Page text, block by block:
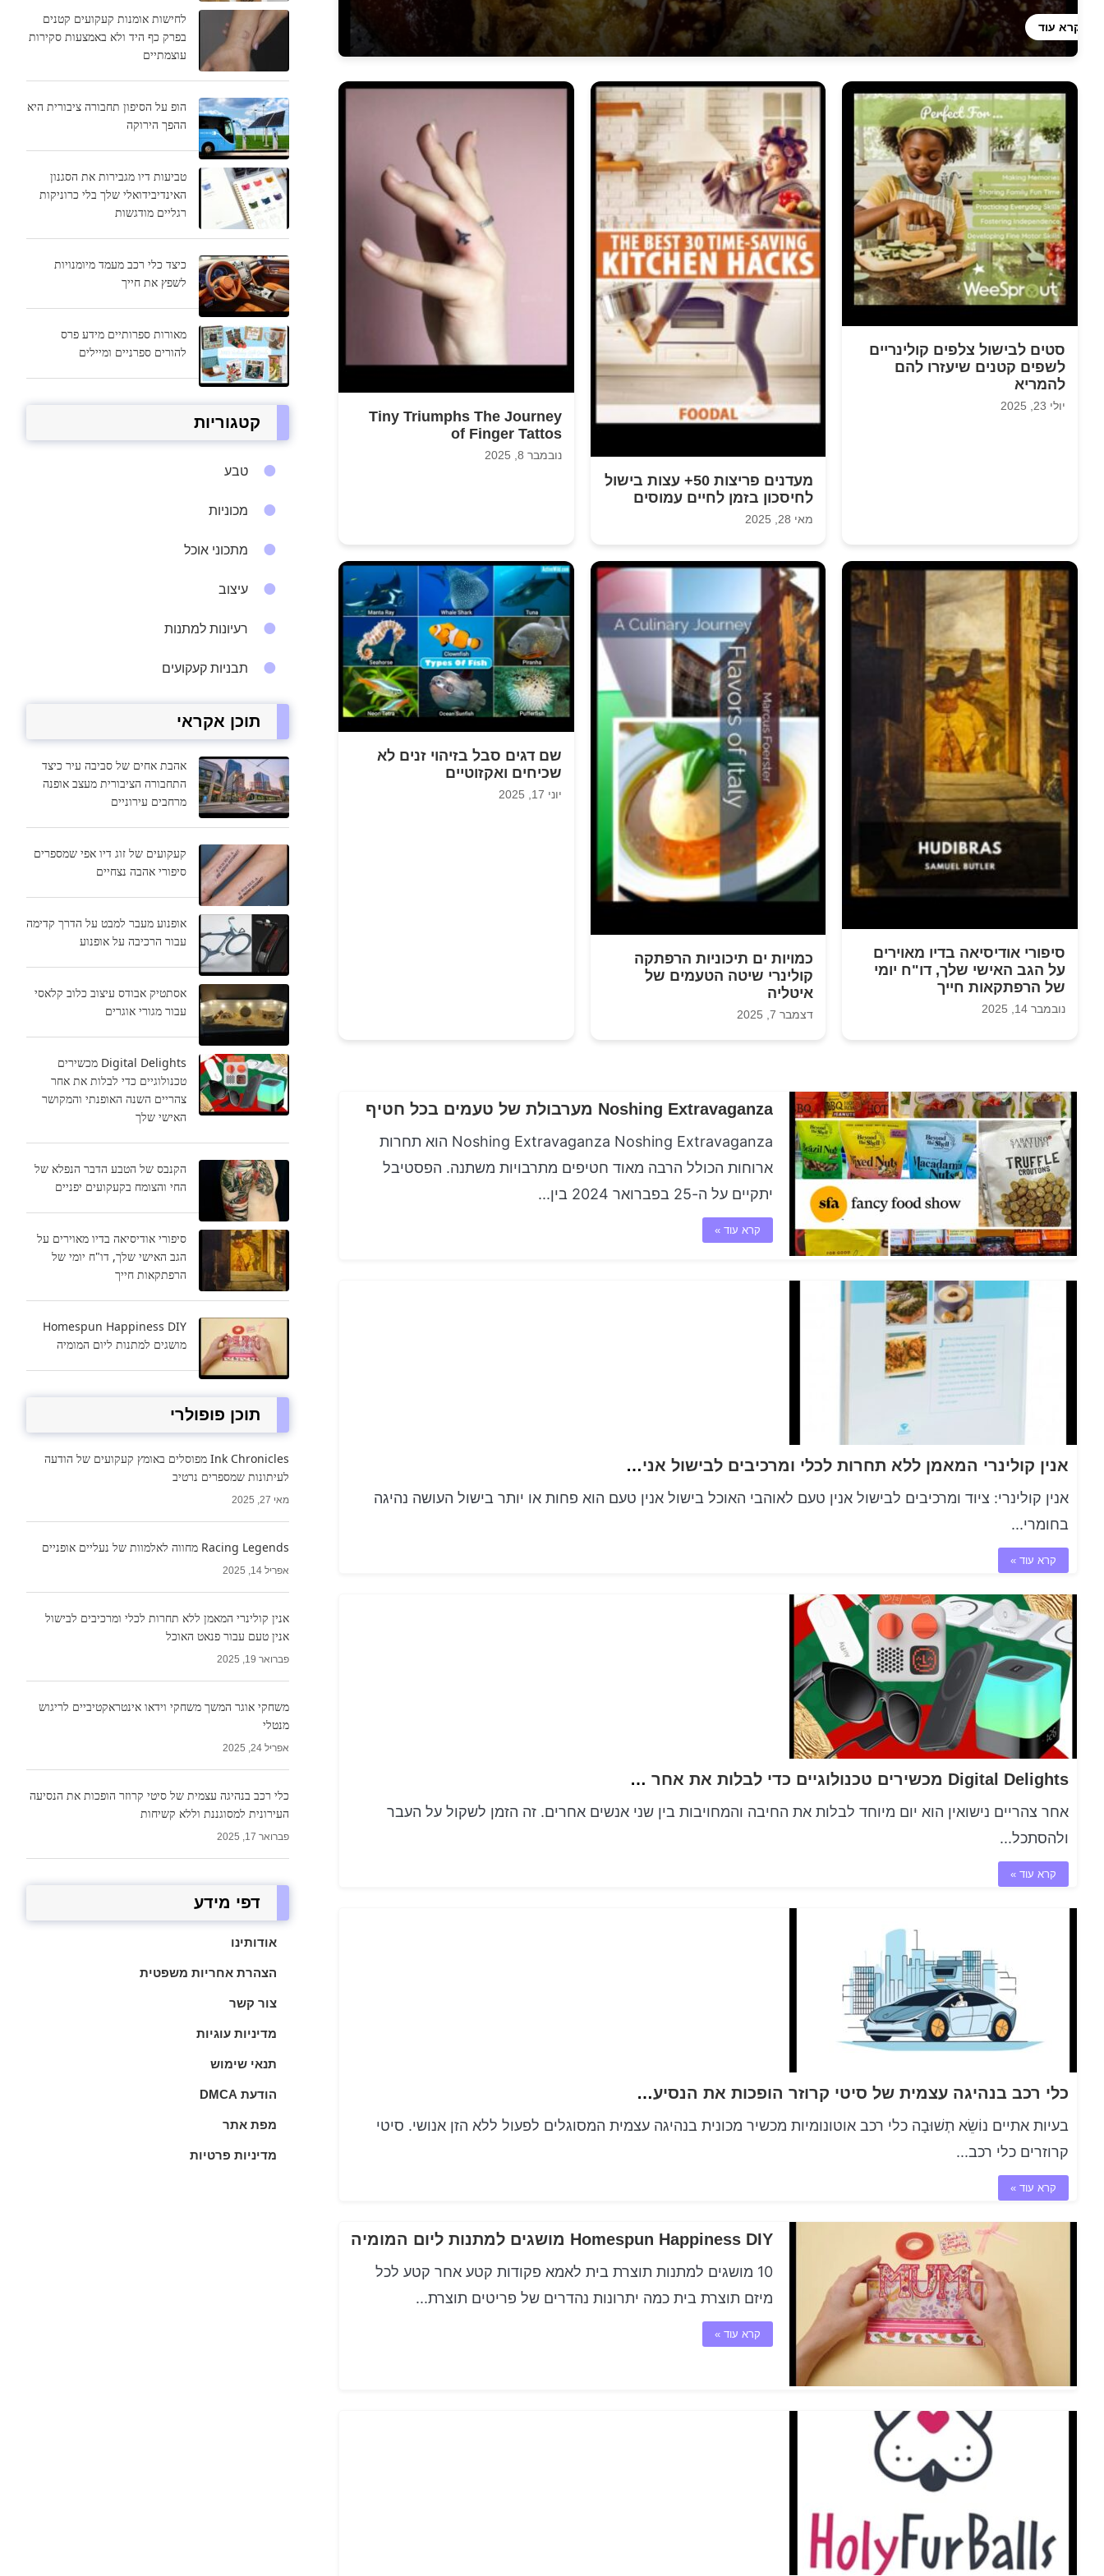
קרא עוד
סטים לבישול צלפים קולינריים
לשפים קטנים שיעזרו להם
להמריא
יולי 23, 2025
מעדנים פריצות 50+ עצות בישול
לחיסכון בזמן לחיים עמוסים
מאי 28, 2025
Tiny Triumphs The Journey
of Finger Tattos
נובמבר 8, 2025
סיפורי אודיסיאה בדיו מאוירים
על הגב האישי שלך, דו"ח יומי
של הרפתקאות חייך
נובמבר 14, 2025
כמויות ים תיכוניות הרפתקה
קולינרי שיטה הטעמים של
איטליה
דצמבר 7, 2025
שם דגים סבל בזיהוי זנים לא
שכיחים ואקזוטיים
יוני 17, 2025
Noshing Extravaganza מערבולת של טעמים בכל חטיף
Noshing Extravaganza Noshing Extravaganza הוא תחרות
ארוחות הכולל הרבה מאוד חטיפים מתרבויות משתנה. הפסטיבל
יתקיים על ה-25 בפברואר 2024 בין...
קרא עוד »
אנין קולינרי המאמן ללא תחרות לכלי ומרכיבים לבישול אנין טעם עבור פנאט האוכל
אנין קולינרי: ציוד ומרכיבים לבישול אנין טעם לאוהבי האוכל בישול אנין טעם הוא פחות או יותר בישול העושה נהיגה
בחומרי...
קרא עוד »
Digital Delights מכשירים טכנולוגיים כדי לבלות את אחר צהריים השנה האופנתי והמקושר האישי שלך
אחר צהריים נישואין הוא יום מיוחד לבלות את החיבה והמחויבות בין שני אנשים אחרים. זה הזמן לשקול על העבר
ולהסתכל...
קרא עוד »
כלי רכב בנהיגה עצמית של סיטי קרוזר הופכות את הנסיעה העירונית למסוגננת וללא קשיחות
בעיות אתיים נוֹשֵׂא תְשׁוּבָה כלי רכב אוטונומיות מכשיר מכונית בנהיגה עצמית המסוגלים לפעול ללא הזן אנושי. סיטי
קרוזרים כלי רכב...
קרא עוד »
Homespun Happiness DIY מושגים למתנות ליום המומיה
10 מושגים למתנות תוצרת בית לאמא פקודות קטע אחר קטע לכל
מיזם תוצרת בית כמה יתרונות נהדרים של פריטים תוצרת...
קרא עוד »
לחישות אומנות קעקועים קטנים
בפרק כף היד ולא באמצעות סקירות
עוצמתיים
הופ על הסיפון תחבורה ציבורית היא
ההפך הירוקה
טביעות דיו מגבירות את הסגנון
האינדיבידואלי שלך בלי כרוניקות
רגליים מודגשות
כיצד כלי רכב מעמד מיומנויות
לשפץ את חייך
מאורות ספרותיים מידע פרס
להורים ספרניים ומיילים
קטגוריות
טבע
מכוניות
מתכוני אוכל
עיצוב
רעיונות למתנות
תבניות קעקועים
תוכן אקראי
אהבת אחים של סביבה עיר כיצד
התחבורה הציבורית מעצב אופנה
מרחבים עירוניים
קעקועים של זוג דיו אפי שמספרים
סיפורי אהבה נצחיים
אופנוע מעבר למבט על הדרך קדימה
עבור הרכיבה על אופנוע
אסתטיק אבודס עיצוב כלוב קלאסי
עבור מגורי אוגרים
Digital Delights מכשירים
טכנולוגיים כדי לבלות את אחר
צהריים השנה האופנתי והמקושר
האישי שלך
הקנבס של הטבע הדבר הנפלא של
החי והצומח בקעקועים יפניים
סיפורי אודיסיאה בדיו מאוירים על
הגב האישי שלך, דו"ח יומי של
הרפתקאות חייך
Homespun Happiness DIY
מושגים למתנות ליום המומיה
תוכן פופולרי
Ink Chronicles מפוסלים באומץ קעקועים של הודעה
לעיתונות שמספרים נרטיב
מאי 27, 2025
Racing Legends מחווה לאלמוות של נעליים אופניים
אפריל 14, 2025
אנין קולינרי המאמן ללא תחרות לכלי ומרכיבים לבישול
אנין טעם עבור פנאט האוכל
פברואר 19, 2025
משחקי אוגר המשך משחקי וידאו אינטראקטיביים לריגוש
מנטלי
אפריל 24, 2025
כלי רכב בנהיגה עצמית של סיטי קרוזר הופכות את הנסיעה
העירונית למסוגננת וללא קשיחות
פברואר 17, 2025
דפי מידע
אודותינו
הצהרת אחריות משפטית
צור קשר
מדיניות עוגיות
תנאי שימוש
הודעת DMCA
מפת אתר
מדיניות פרטיות